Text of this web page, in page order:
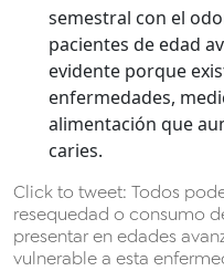
semestral con el
pacientes de edad
evidente porque
enfermedades,
alimentación que
caries.
Click to tweet: Todos
resequedad o consumo
presentar en edades
vulnerable a esta